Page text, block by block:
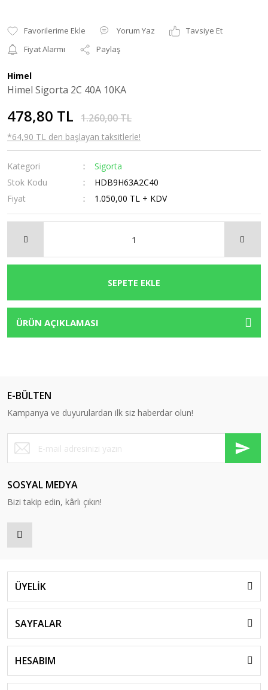
Yorum Yaz
Tavsiye Et
Fiyat Alarmı
Paylaş
Himel
Himel Sigorta 2C 40A 10KA
478,80 TL 1.260,00 TL
*64,90 TL den başlayan taksitlerle!
Kategori
Sigorta
Stok Kodu
HDB9H63A2C40
Fiyat
1.050,00 TL + KDV
SEPETE EKLE
ÜRÜN AÇIKLAMASI
E-BÜLTEN
Kampanya ve duyurulardan ilk siz haberdar olun!
SOSYAL MEDYA
Bizi takip edin, kârlı çıkın!
ÜYELİK
SAYFALAR
HESABIM